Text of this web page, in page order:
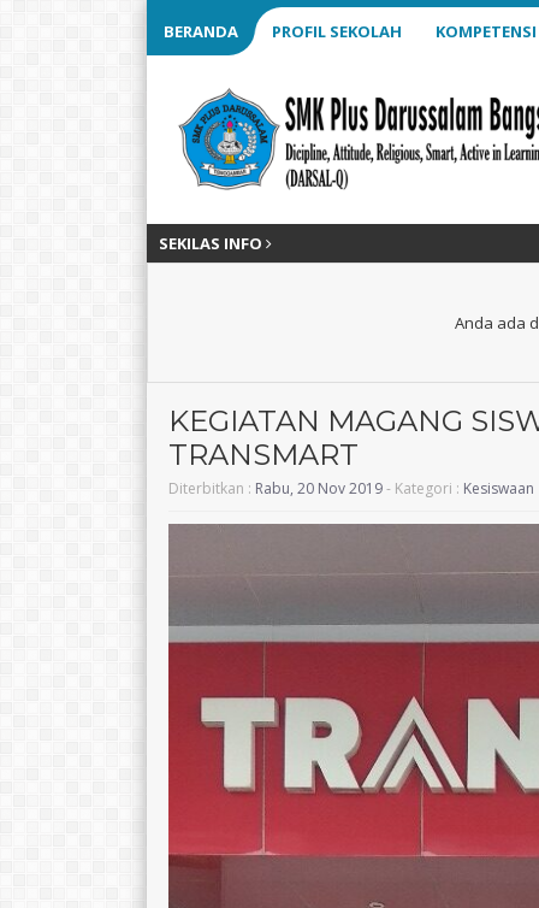
BERANDA PROFIL SEKOLAH
SEKILAS INFO
Anda ada
KEGIATAN MAGANG
TRANSMART
Diterbitkan : Rabu, 20 Nov 2019- Kategori : Kesiswaan